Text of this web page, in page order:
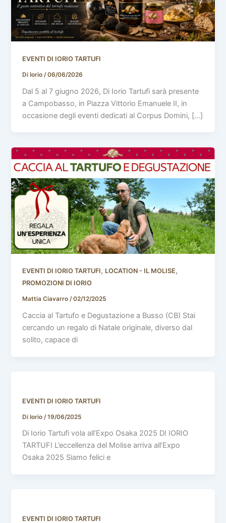
EVENTI DI IORIO TARTUFI
Di Iorio /06/06/2026
Dal 5 al 7 giugno 2026, Di Iorio Tartufi sarà presente
a Campobasso, in Piazza Vittorio Emanuele II, in
occasione degli eventi dedicati al Corpus Domini, […]
EVENTI DI IORIO TARTUFI, LOCATION - IL MOLISE,
PROMOZIONI DI IORIO
Mattia Ciavarro/02/12/2025
Caccia al Tartufo e Degustazione a Busso (CB) Stai
cercando un regalo di Natale originale, diverso dal
solito, capace di
EVENTI DI IORIO TARTUFI
Di Iorio /19/06/2025
Di Iorio Tartufi vola all’Expo Osaka 2025 DI IORIO
TARTUFI L’eccellenza del Molise arriva all’Expo
Osaka 2025 Siamo felici e
EVENTI DI IORIO TARTUFI